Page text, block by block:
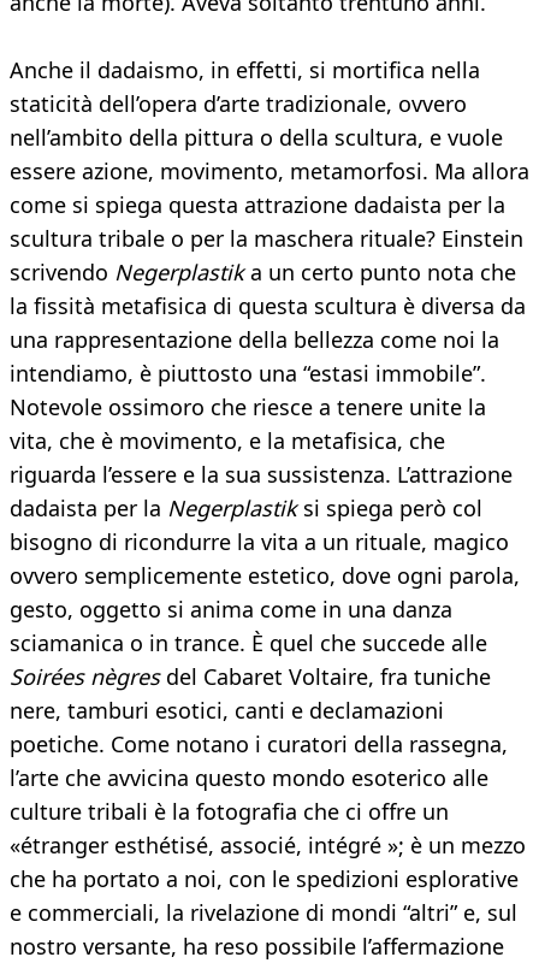
Anche il dadaismo, in effetti, si mortifica nella
staticità dell’opera d’arte tradizionale, ovvero
nell’ambito della pittura o della scultura, e vuole
essere azione, movimento, metamorfosi. Ma allora
come si spiega questa attrazione dadaista per la
scultura tribale o per la maschera rituale? Einstein
scrivendo Negerplastika un certo punto nota che
la fissità metafisica di questa scultura è diversa da
una rappresentazione della bellezza come noi la
intendiamo, è piuttosto una “estasi immobile”.
Notevole ossimoro che riesce a tenere unite la
vita, che è movimento, e la metafisica, che
riguarda l’essere e la sua sussistenza. L’attrazione
dadaista per la Negerplastiksi spiega però col
bisogno di ricondurre la vita a un rituale, magico
ovvero semplicemente estetico, dove ogni parola,
gesto, oggetto si anima come in una danza
sciamanica o in trance. È quel che succede alle
Soirées nègresdel Cabaret Voltaire, fra tuniche
nere, tamburi esotici, canti e declamazioni
poetiche. Come notano i curatori della rassegna,
l’arte che avvicina questo mondo esoterico alle
culture tribali è la fotografia che ci offre un
«étranger esthétisé, associé, intégré »; è un mezzo
che ha portato a noi, con le spedizioni esplorative
e commerciali, la rivelazione di mondi “altri” e, sul
nostro versante, ha reso possibile l’affermazione